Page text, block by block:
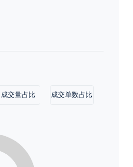
成交量占比 成交单数占比